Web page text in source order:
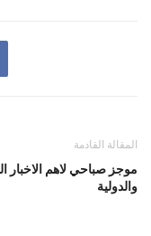
المقالة القادمة
موجز صباحي لاهم الاخبار
والدولية